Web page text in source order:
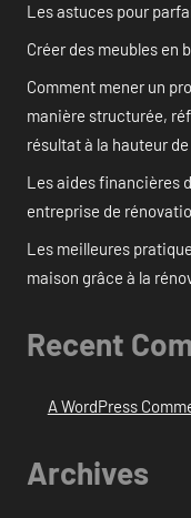
Les astuces pour
Créer des meubles en
Comment mener un
manière structurée,
résultat à la hauteur
Les aides financières
entreprise de
Les meilleures
maison grâce à la
Recent
A WordPress
Archives